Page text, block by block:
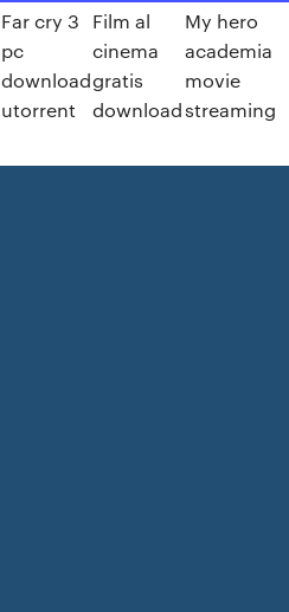
Far cry 3
pc
download
utorrent
Film al
cinema
gratis
download
My hero
academia
movie
streaming